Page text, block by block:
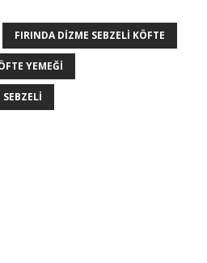
FIRINDA DIZME SEBZELI KÖFTE
YEMEĞI